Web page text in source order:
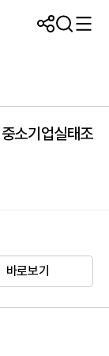
소기업실태조
바로보기